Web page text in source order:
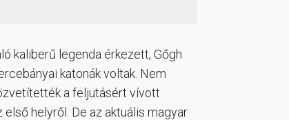
kaliberű legenda érkezett, Gőgh
katonák voltak. Nem
a feljutásért vívott
helyről. De az aktuális magyar